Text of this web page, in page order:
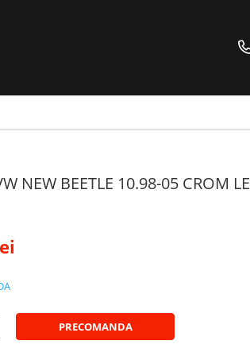
NEW BEETLE 10.98-05 CROM
PRECOMANDA